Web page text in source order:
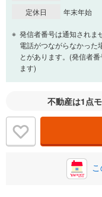
定休日
年末年始
発信者番号は通知されま
電話がつながらなかった
とがあります。(発信者
ます)
不動産は1点